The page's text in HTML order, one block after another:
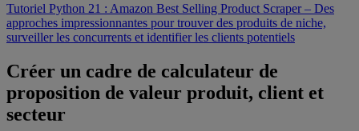
Tutoriel Python 21 : Amazon Best Selling Product Scraper – Des
approches impressionnantes pour trouver des produits de niche,
surveiller les concurrents et identifier les clients potentiels
Créer un cadre de calculateur de
proposition de valeur produit, client et
secteur